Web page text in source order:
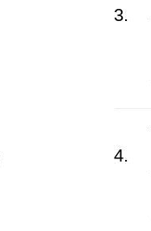
3.
4.